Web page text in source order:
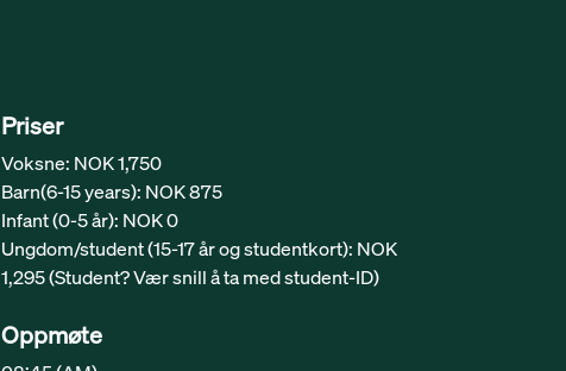
Priser
Voksne: NOK 1,750
Barn(6-15 years): NOK 875
Infant (0-5 år): NOK 0
Ungdom/student (15-17 år og studentkort): NOK
1,295 (Student? Vær snill å ta med student-ID)
Oppmøte